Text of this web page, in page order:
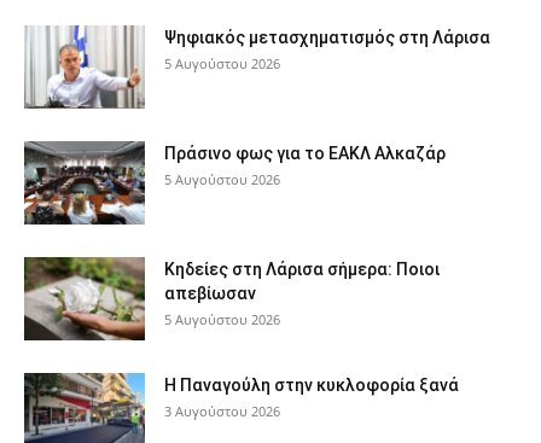
Ψηφιακός μετασχηματισμός στη Λάρισα
5 Αυγούστου 2026
Πράσινο φως για το ΕΑΚΛ Αλκαζάρ
5 Αυγούστου 2026
Κηδείες στη Λάρισα σήμερα: Ποιοι
απεβίωσαν
5 Αυγούστου 2026
Η Παναγούλη στην κυκλοφορία ξανά
3 Αυγούστου 2026